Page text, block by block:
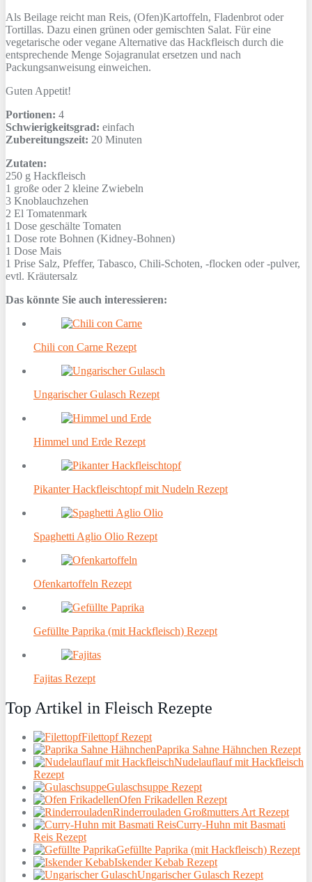
Als Beilage reicht man Reis, (Ofen)Kartoffeln, Fladenbrot oder
Tortillas. Dazu einen grünen oder gemischten Salat. Für eine
vegetarische oder vegane Alternative das Hackfleisch durch die
entsprechende Menge Sojagranulat ersetzen und nach
Packungsanweisung einweichen.
Guten Appetit!
Portionen: 4
Schwierigkeitsgrad: einfach
Zubereitungszeit: 20 Minuten
Zutaten:
250 g Hackfleisch
1 große oder 2 kleine Zwiebeln
3 Knoblauchzehen
2 El Tomatenmark
1 Dose geschälte Tomaten
1 Dose rote Bohnen (Kidney-Bohnen)
1 Dose Mais
1 Prise Salz, Pfeffer, Tabasco, Chili-Schoten, -flocken oder -pulver,
evtl. Kräutersalz
Das könnte Sie auch interessieren:
Chili con Carne Rezept
Ungarischer Gulasch Rezept
Himmel und Erde Rezept
Pikanter Hackfleischtopf mit Nudeln Rezept
Spaghetti Aglio Olio Rezept
Ofenkartoffeln Rezept
Gefüllte Paprika (mit Hackfleisch) Rezept
Fajitas Rezept
Top Artikel in Fleisch Rezepte
Filettopf Rezept
Paprika Sahne Hähnchen Rezept
Nudelauflauf mit Hackfleisch
Rezept
Gulaschsuppe Rezept
Ofen Frikadellen Rezept
Rinderrouladen Großmutters Art Rezept
Curry-Huhn mit Basmati
Reis Rezept
Gefüllte Paprika (mit Hackfleisch) Rezept
Iskender Kebab Rezept
Ungarischer Gulasch Rezept